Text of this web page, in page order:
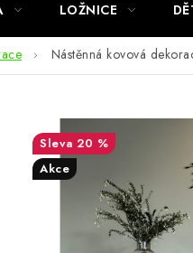
LOŽNICE
Nástěnná kovová
20 %
Akce